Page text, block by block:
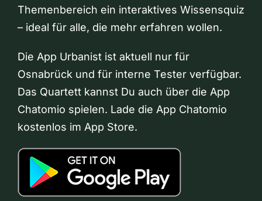
Themenbereich ein interaktives Wissensquiz
– ideal für alle, die mehr erfahren wollen.
Die App Urbanist ist aktuell nur für
Osnabrück und für interne Tester verfügbar.
Das Quartett kannst Du auch über die App
Chatomio spielen. Lade die App Chatomio
kostenlos im App Store.